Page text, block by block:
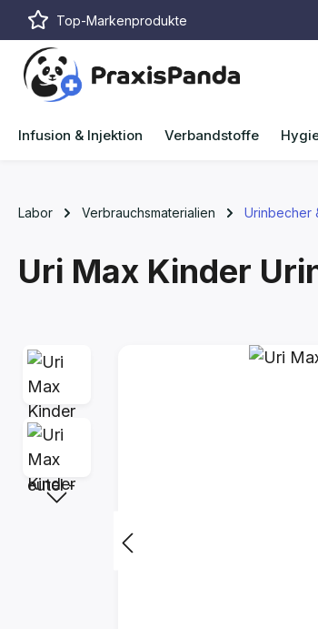
Hauptinhalt springen
Zur Suche springen
Zur Hauptnavigation springen
Top-Markenprodukte
Infusion & Injektion Verbandstoffe
Labor Verbrauchsmaterialien Urinbecher
Uri Max Kinder
Bildergalerie überspringen